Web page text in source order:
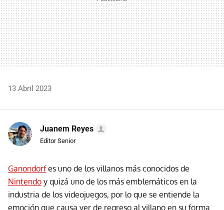
13 Abril 2023
Juanem Reyes
Editor Senior
Ganondorfes uno de los villanos más conocidos de
Nintendo y quizá uno de los más emblemáticos en la
industria de los videojuegos, por lo que se entiende la
emoción que causa ver de regreso al villano en su forma